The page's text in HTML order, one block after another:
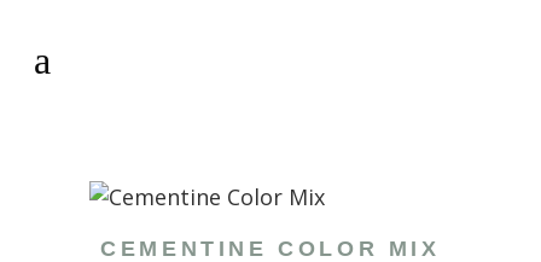
CEMENTINE COLOR MIX